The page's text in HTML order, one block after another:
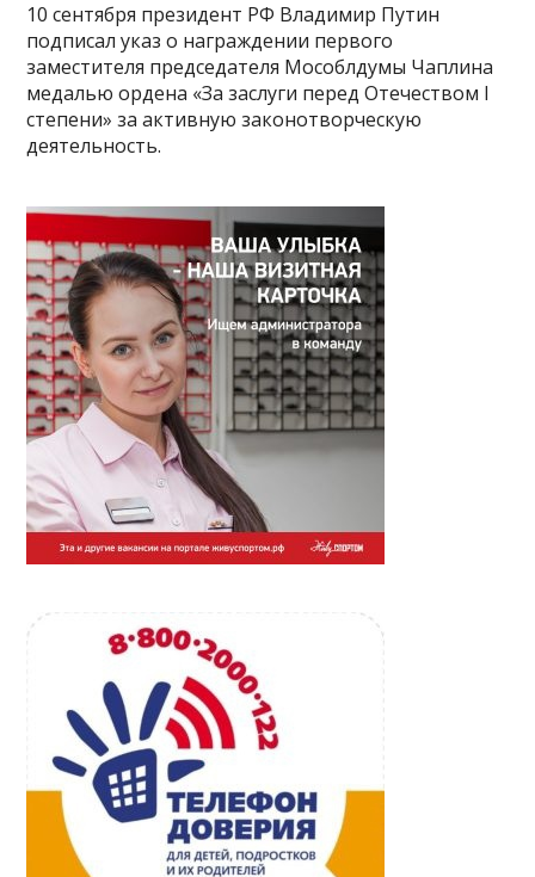
10 сентября президент РФ Владимир Путин
подписал указ о награждении первого
заместителя председателя Мособлдумы Чаплина
медалью ордена «За заслуги перед Отечеством I
степени» за активную законотворческую
деятельность.